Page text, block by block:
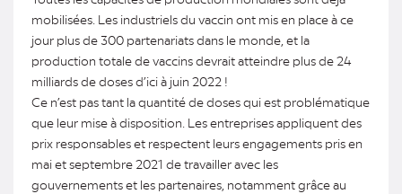
mobilisées. Les industriels du vaccin ont mis en place à ce
jour plus de 300 partenariats dans le monde, et la
production totale de vaccins devrait atteindre plus de 24
milliards de doses d’ici à juin 2022 !
Ce n’est pas tant la quantité de doses qui est problématique
que leur mise à disposition. Les entreprises appliquent des
prix responsables et respectent leurs engagements pris en
mai et septembre 2021 de travailler avec les
gouvernements et les partenaires, notamment grâce au